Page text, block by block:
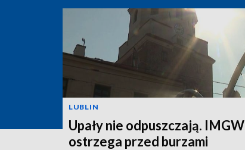
LUBLIN
Upały nie odpuszczają. IMGW
ostrzega przed burzami